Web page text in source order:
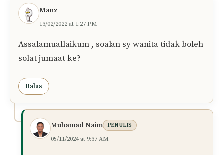
Nama
E-
mel
ini untuk komen saya yang seterusnya.